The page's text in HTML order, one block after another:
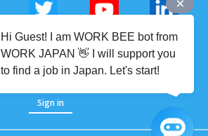
Sign in
Hi Guest! I am WORK BEE bot from
WORK JAPAN 👋 I will support you
to find a job in Japan. Let's start!